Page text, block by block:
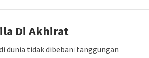
Di Akhirat
dunia tidak dibebani tanggungan